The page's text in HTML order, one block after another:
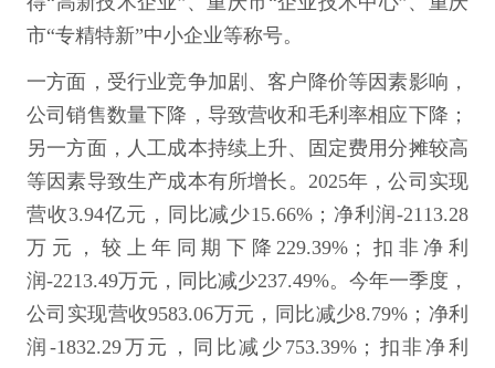
市“专精特新”中小企业等称号。
一方面，受行业竞争加剧、客户降价等因素影响，
公司销售数量下降，导致营收和毛利率相应下降；
另一方面，人工成本持续上升、固定费用分摊较高
等因素导致生产成本有所增长。2025年，公司实现
营收3.94亿元，同比减少15.66%；净利润-2113.28
万元，较上年同期下降229.39%；扣非净利
润-2213.49万元，同比减少237.49%。今年一季度，
公司实现营收9583.06万元，同比减少8.79%；净利
润-1832.29万元，同比减少753.39%；扣非净利